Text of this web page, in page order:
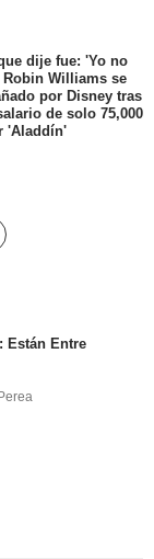
dije fue: 'Yo no
Robin Williams se
por Disney tras
de solo 75,000
'Aladdín'
Están Entre